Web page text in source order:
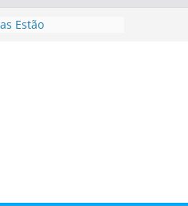
Estão
em Porto
de transfer,
de alto padrão
bolsas –
para o segundo
únicas e